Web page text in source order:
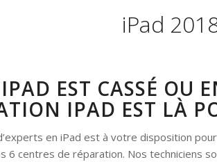
iPad
EST CASSÉ OU
IPAD EST LÀ
en iPad est à votre disposition
6 centres de réparation. Nos techniciens